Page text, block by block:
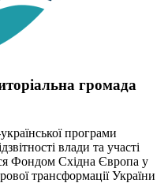
громада
програми
влади та участі
Фондом Східна Європа у
трансформації України